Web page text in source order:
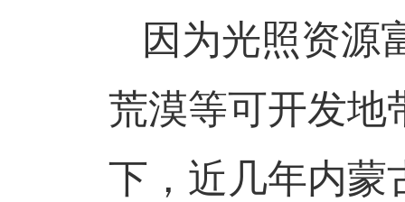
因为光照资源
荒漠等可开发地
下，近几年内蒙